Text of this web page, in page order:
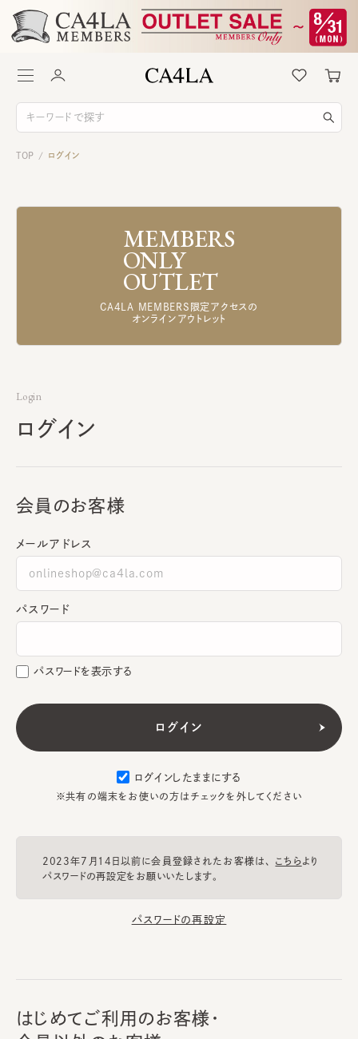
TOP / ログイン
MEMBERS
ONLY
OUTLET
CA4LA MEMBERS限定アクセスの
オンラインアウトレット
Login
ログイン
会員のお客様
メールアドレス
パスワード
パスワードを表示する
ログインしたままにする
※共有の端末をお使いの方はチェックを外してください
2023年7月14日以前に会員登録されたお客様は、 こちらより
パスワードの再設定をお願いいたします。
パスワードの再設定
はじめてご利用のお客様・